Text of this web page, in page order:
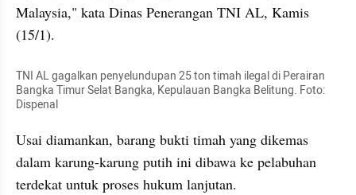
Malaysia," kata Dinas Penerangan TNI AL, Kamis
(15/1).
TNI AL gagalkan penyelundupan 25 ton timah ilegal di Perairan
Bangka Timur Selat Bangka, Kepulauan Bangka Belitung. Foto:
Dispenal
Usai diamankan, barang bukti timah yang dikemas
dalam karung-karung putih ini dibawa ke pelabuhan
terdekat untuk proses hukum lanjutan.